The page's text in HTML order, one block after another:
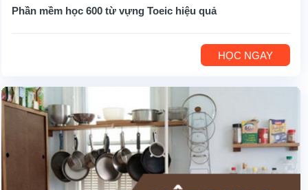
Phần mềm học 600 từ vựng Toeic hiệu quả
HỌC NGAY